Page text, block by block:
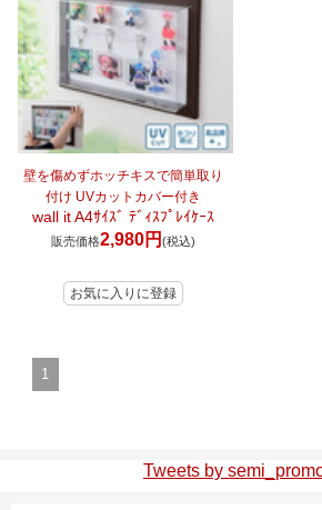
壁を傷めずホッチキスで簡単取り
付け UVカットカバー付き
wall it A4ｻｲｽﾞ ﾃﾞｨｽﾌﾟﾚｲｹｰｽ
販売価格2,980円 (税込)
1
Tweets by